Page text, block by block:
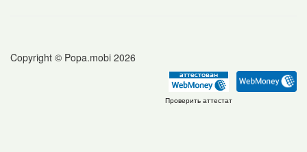
Copyright © Popa.mobi 2026
Проверить аттестат